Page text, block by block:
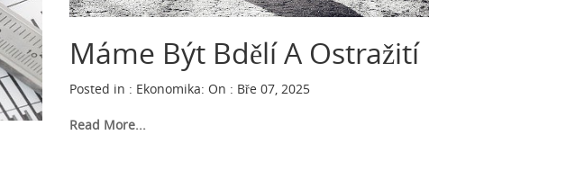
Máme Být Bdělí A Ostražití
Posted in : Ekonomika: On : Bře 07, 2025
Read More...